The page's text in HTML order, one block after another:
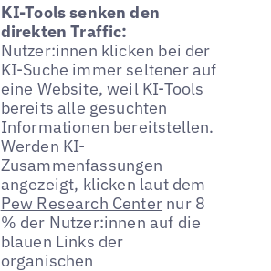
KI-Tools senken den
direkten Traffic:
Nutzer:innen klicken bei der
KI-Suche immer seltener auf
eine Website, weil KI-Tools
bereits alle gesuchten
Informationen bereitstellen.
Werden KI-
Zusammenfassungen
angezeigt, klicken laut dem
Pew Research Center nur 8
% der Nutzer:innen auf die
blauen Links der
organischen